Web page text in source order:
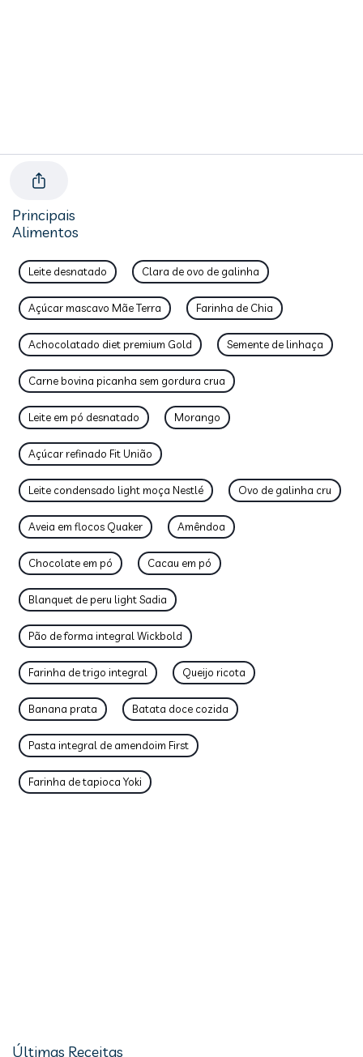
Principais
Alimentos
Leite desnatado Clara de ovo de galinha
Açúcar mascavo Mãe Terra Farinha de Chia
Achocolatado diet premium Gold Semente de linhaça
Carne bovina picanha sem gordura crua
Leite em pó desnatado Morango
Açúcar refinado Fit União
Leite condensado light moça Nestlé Ovo de galinha cru
Aveia em flocos Quaker Amêndoa
Chocolate em pó Cacau em pó
Blanquet de peru light Sadia
Pão de forma integral Wickbold
Farinha de trigo integral Queijo ricota
Banana prata Batata doce cozida
Pasta integral de amendoim First
Farinha de tapioca Yoki
Últimas Receitas